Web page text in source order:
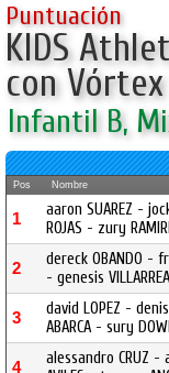
Puntuación
KIDS
con Vórtex
Infantil B,
Pos Nombre
1
aaron SUAREZ -
ROJAS - zury
2
dereck OBANDO -
- genesis
3
david LOPEZ -
ABARCA - sury
4
alessandro CRUZ -